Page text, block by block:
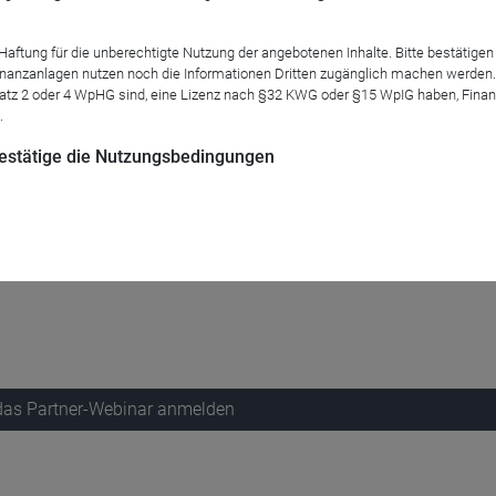
im Scheinwerferlicht der Unternehmensjäger.
weiterhin attraktiven Bewertungen deutscher Nebenwerte
ganzen Strauß an „außerordentlichen“ Ertragspotenzialen, die
Partner-Webinar anmelden
für die unberechtigte Nutzung der angebotenen Inhalte. Bitte
nutzen noch die Informationen Dritten zugänglich machen
2 oder 4 WpHG sind, eine Lizenz nach §32 KWG oder §15 WpIG haben,
die Nutzungsbedingungen